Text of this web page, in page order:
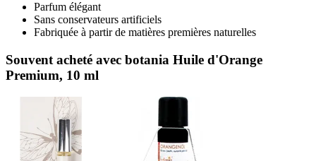
Parfum élégant
Sans conservateurs artificiels
Fabriquée à partir de matières premières naturelles
Souvent acheté avec botania Huile d'Orange
Premium, 10 ml